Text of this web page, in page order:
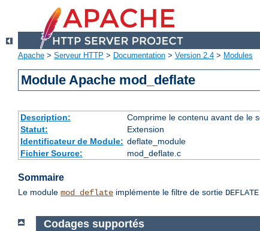
Apache > Serveur HTTP > Documentation > Version 2.4 > Modules
Module Apache mod_deflate
Description:
Comprime le contenu avant de le
Statut:
Extension
Identificateur de Module: deflate_module
Fichier Source:
mod_deflate.c
Sommaire
Le module mod_deflate implémente le filtre de sortie DEFLATE
Codages supportés